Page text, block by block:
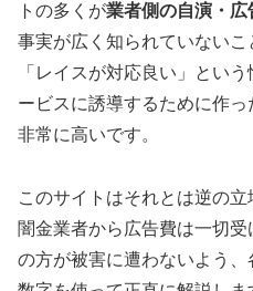
トの多くが業者側の自演・
事実が広く知られていないこ
「レイスが対応良い」とい
ービスに誘導するために作
非常に高いです。
このサイトはそれとは逆の
闇金業者から広告費は一切
の方が被害に遭わないよう